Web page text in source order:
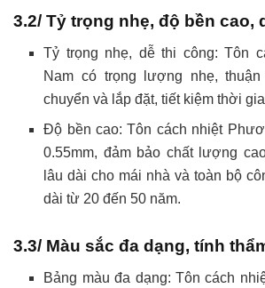
3.2/ Tỷ trọng nhẹ, độ bền cao,
Tỷ trọng nhẹ, dễ thi công: Tôn
Nam có trọng lượng nhẹ,
chuyển và lắp đặt, tiết kiệm thời
Độ bền cao: Tôn cách nhiệt
0.55mm, đảm bảo chất lượng
lâu dài cho mái nhà và toàn bộ
dài từ 20 đến 50 năm.
3.3/ Màu sắc đa dạng, tính
Bảng màu đa dạng: Tôn cách